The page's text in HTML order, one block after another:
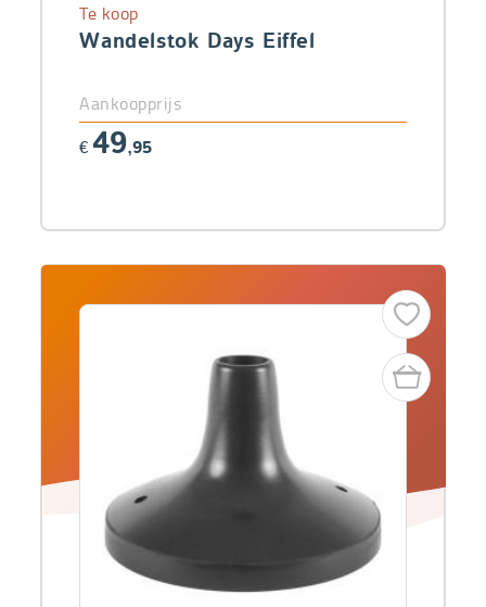
Wandelstok Days Eiffel
Te koop
Aankoopprijs
€ 49,95